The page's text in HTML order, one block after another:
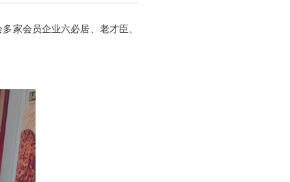
家会员企业六必居、老才臣、